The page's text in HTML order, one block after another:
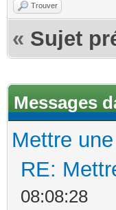
Trouver
« Sujet
Messages
Mettre
RE:
08:08:28